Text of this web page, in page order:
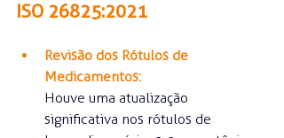
ISO 26825:2021
Revisão dos Rótulos de
Medicamentos:
Houve uma atualização
significativa nos rótulos de